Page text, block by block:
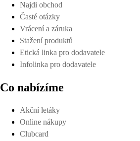
Najdi obchod
Časté otázky
Vrácení a záruka
Stažení produktů
Etická linka pro dodavatele
Infolinka pro dodavatele
Co nabízíme
Akční letáky
Online nákupy
Clubcard